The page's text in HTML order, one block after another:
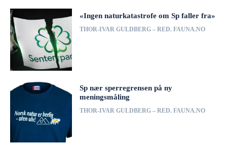
«Ingen naturkatastrofe om Sp faller fra»
THOR-IVAR GULDBERG – RED. FAUNA.NO
Sp nær sperregrensen på ny
meningsmåling
THOR-IVAR GULDBERG – RED. FAUNA.NO